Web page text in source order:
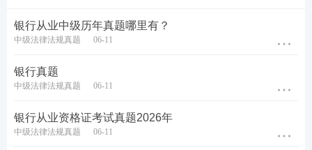
20:00
级法律法规》50个原题带刷
6月11日19:00-
直播入口
👇点击进入>>一键预约银行从业真题直播👇
银行从业中级历年真题哪里有？
中级法律法规真题 06-11
银行真题
中级法律法规真题 06-11
银行从业资格证考试真题2026年
中级法律法规真题 06-11